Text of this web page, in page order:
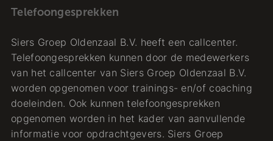
Telefoongesprekken
Siers Groep Oldenzaal B.V. heeft een callcenter.
Telefoongesprekken kunnen door de medewerkers
van het callcenter van Siers Groep Oldenzaal B.V.
worden opgenomen voor trainings- en/of coaching
doeleinden. Ook kunnen telefoongesprekken
opgenomen worden in het kader van aanvullende
informatie voor opdrachtgevers. Siers Groep